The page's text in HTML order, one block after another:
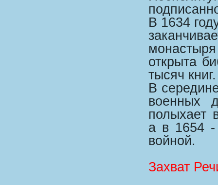
В 1634
открыта
тысяч книг.
В
военных
полыхает
а в 1654 -
войной.
Захват